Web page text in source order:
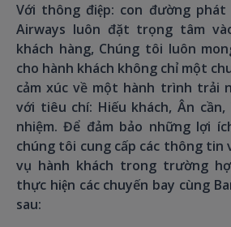
Với thông điệp: con đường phát
Airways luôn đặt trọng tâm
khách hàng, Chúng tôi luôn
cho hành khách không chỉ một
cảm xúc về một hành trình trải
với tiêu chí: Hiếu khách, Ân
nhiệm. Để đảm bảo những lợi
chúng tôi cung cấp các thông tin
vụ hành khách trong trường
thực hiện các chuyến bay cùng
sau: